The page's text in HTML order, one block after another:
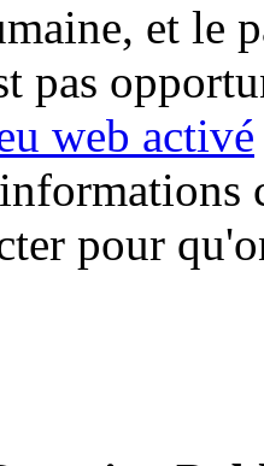
et le
pas
web activé
pour